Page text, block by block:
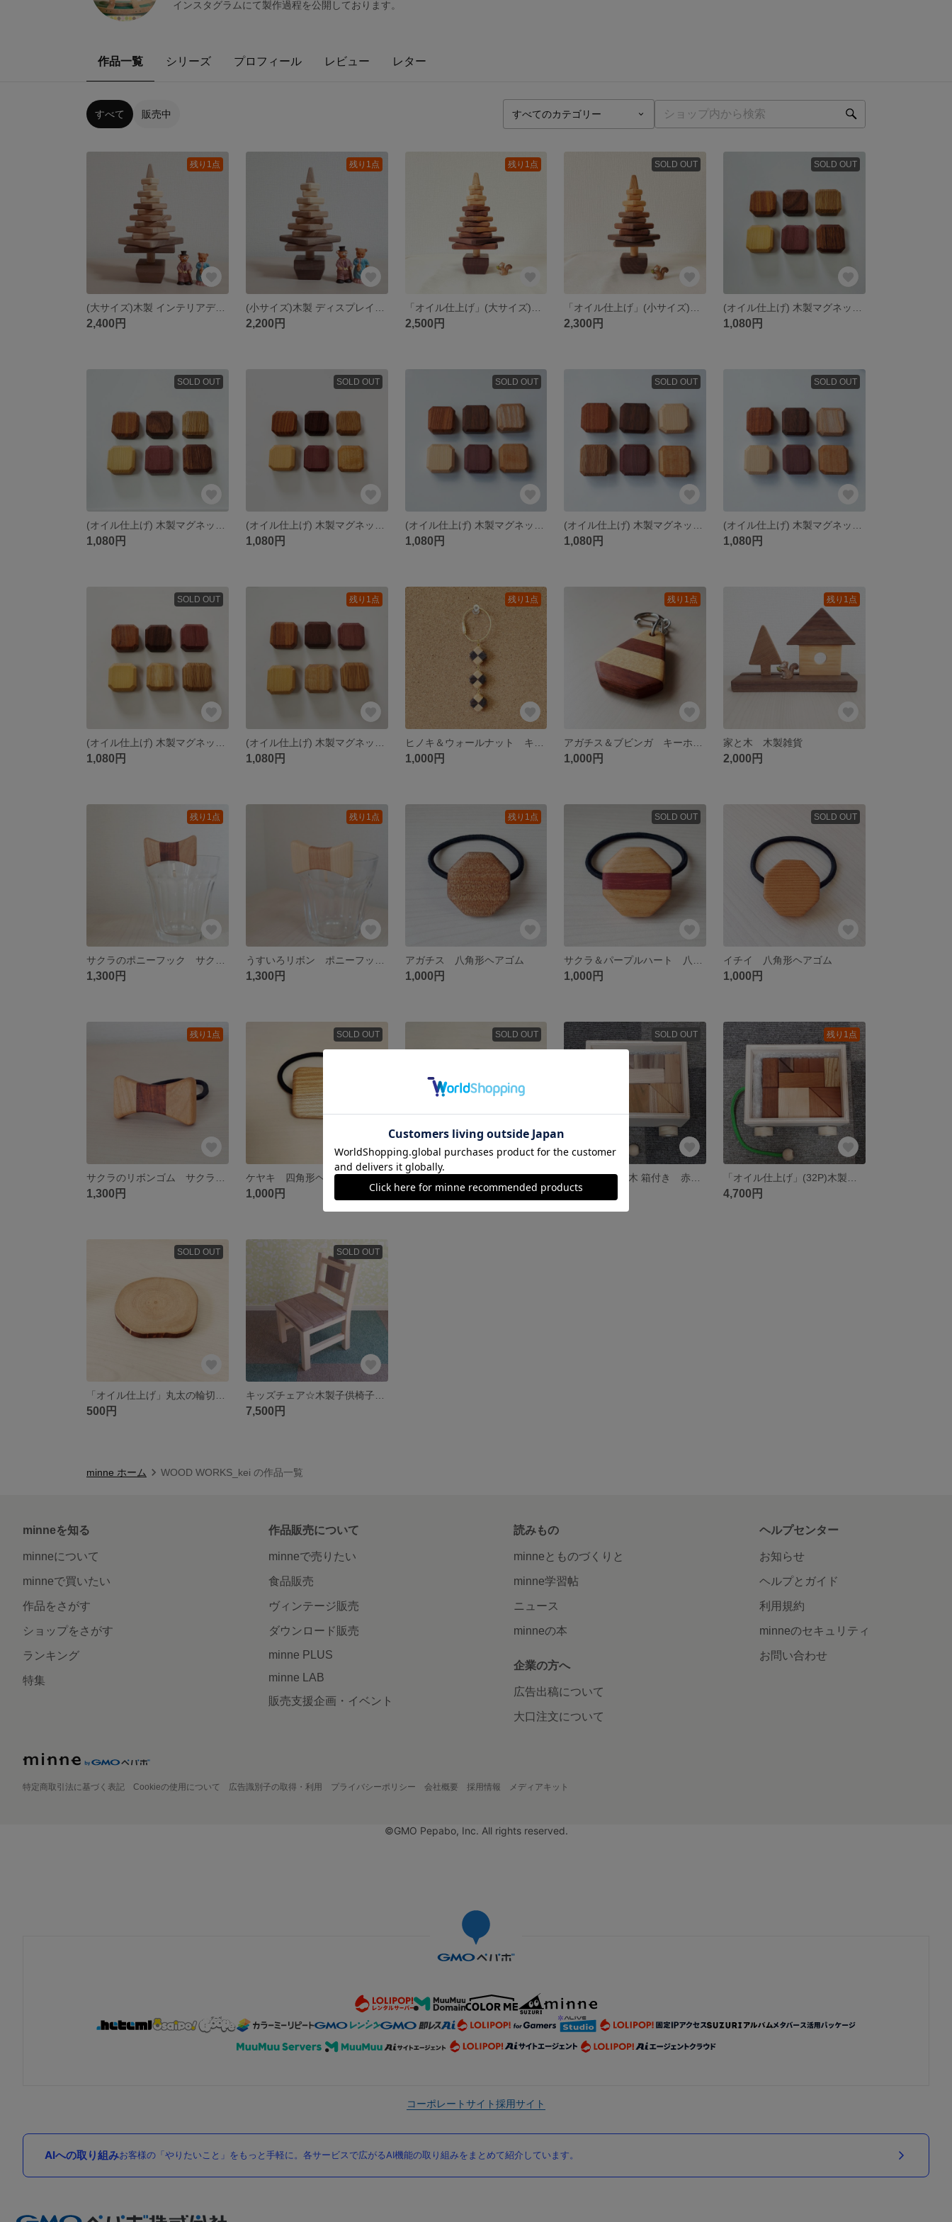
インスタグラムにて製作過程を公開しております。
作品一覧 シリーズ プロフィール レビュー レター
すべて 販売中
残り1点
2,400円
残り1点
2,200円
残り1点
2,500円
SOLD OUT
2,300円
SOLD OUT
1,080円
SOLD OUT
1,080円
SOLD OUT
1,080円
SOLD OUT
1,080円
SOLD OUT
1,080円
SOLD OUT
1,080円
SOLD OUT
1,080円
残り1点
1,080円
残り1点
1,000円
残り1点
1,000円
残り1点
家と木 木製雑貨
2,000円
残り1点
1,300円
残り1点
1,300円
残り1点
アガチス 八角形ヘアゴム
1,000円
SOLD OUT
1,000円
SOLD OUT
イチイ 八角形ヘアゴム
1,000円
残り1点
1,300円
SOLD OUT
ケヤキ 四角形ヘアゴム
1,000円
SOLD OUT
2色の木製ヘアゴム ヒノキ＆ウォールナット
1,000円
SOLD OUT
4,500円
残り1点
4,700円
SOLD OUT
500円
SOLD OUT
7,500円
minne ホーム WOOD WORKS_kei の作品一覧
minneを知る
minneについて
minneで買いたい
作品をさがす
ショップをさがす
ランキング
特集
作品販売について
minneで売りたい
食品販売
ヴィンテージ販売
ダウンロード販売
minne PLUS
minne LAB
販売支援企画・イベント
読みもの
minneとものづくりと
minne学習帖
ニュース
minneの本
企業の方へ
広告出稿について
大口注文について
ヘルプセンター
お知らせ
ヘルプとガイド
利用規約
minneのセキュリティ
お問い合わせ
特定商取引法に基づく表記 Cookieの使用について 広告識別子の取得・利用 プライバシーポリシー 会社概要 採用情報 メディアキット
©GMO Pepabo, Inc. All rights reserved.
コーポレートサイト採用サイト
AIへの取り組みお客様の「やりたいこと」をもっと手軽に。各サービスで広がるAI機能の取り組みをまとめて紹介しています。